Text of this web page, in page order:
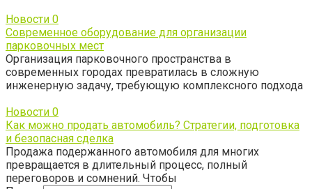
Новости 0
Современное оборудование для организации
парковочных мест
Организация парковочного пространства в
современных городах превратилась в сложную
инженерную задачу, требующую комплексного подхода
Новости 0
Как можно продать автомобиль? Стратегии, подготовка
и безопасная сделка
Продажа подержанного автомобиля для многих
превращается в длительный процесс, полный
переговоров и сомнений. Чтобы